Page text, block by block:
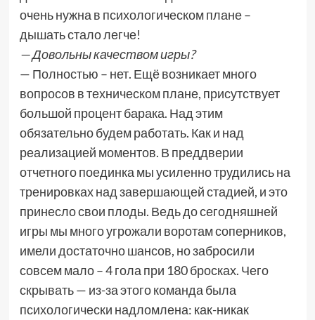
очень нужна в психологическом плане –
дышать стало легче!
— Довольны качеством игры?
— Полностью – нет. Ещё возникает много
вопросов в техническом плане, присутствует
большой процент барака. Над этим
обязательно будем работать. Как и над
реализацией моментов. В преддверии
отчетного поединка мы усиленно трудились на
тренировках над завершающей стадией, и это
принесло свои плоды. Ведь до сегодняшней
игры мы много угрожали воротам соперников,
имели достаточно шансов, но забросили
совсем мало – 4 гола при 180 бросках. Чего
скрывать — из-за этого команда была
психологически надломлена: как-никак